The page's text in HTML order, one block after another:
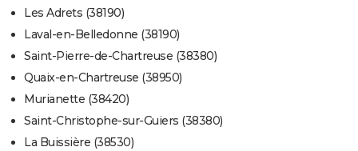
Les Adrets (38190)
Laval-en-Belledonne (38190)
Saint-Pierre-de-Chartreuse (38380)
Quaix-en-Chartreuse (38950)
Murianette (38420)
Saint-Christophe-sur-Guiers (38380)
La Buissière (38530)